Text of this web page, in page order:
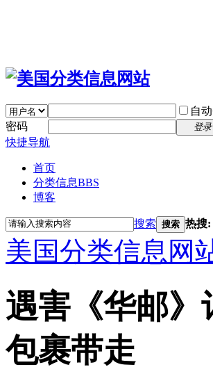
自
密码
登录
快捷导航
首页
分类信息BBS
博客
搜索 搜索 热搜:
美国分类信息网
遇害《华邮
包裹带走